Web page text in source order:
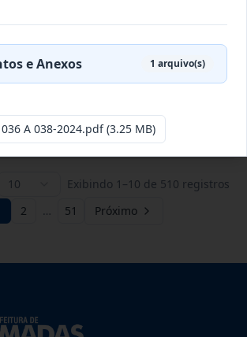
DEC nº 078/2026
Ver detalhes
10 Exibindo 1 –10 de 510 registros
2 … 51 Próximo
e Anexos 1 arquivo(s)
036 A 038-2024.pdf(3.25 MB)